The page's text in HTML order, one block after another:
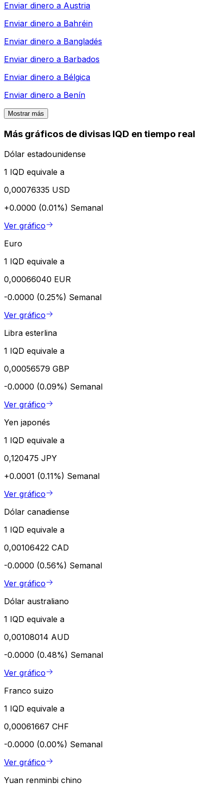
Enviar dinero a Austria
Enviar dinero a Bahréin
Enviar dinero a Bangladés
Enviar dinero a Barbados
Enviar dinero a Bélgica
Enviar dinero a Benín
Mostrar más
Más gráficos de divisas IQD en tiempo real
Dólar estadounidense
1 IQD equivale a
0,00076335 USD
+0.0000 (0.01%) Semanal
Ver gráfico
Euro
1 IQD equivale a
0,00066040 EUR
-0.0000 (0.25%) Semanal
Ver gráfico
Libra esterlina
1 IQD equivale a
0,00056579 GBP
-0.0000 (0.09%) Semanal
Ver gráfico
Yen japonés
1 IQD equivale a
0,120475 JPY
+0.0001 (0.11%) Semanal
Ver gráfico
Dólar canadiense
1 IQD equivale a
0,00106422 CAD
-0.0000 (0.56%) Semanal
Ver gráfico
Dólar australiano
1 IQD equivale a
0,00108014 AUD
-0.0000 (0.48%) Semanal
Ver gráfico
Franco suizo
1 IQD equivale a
0,00061667 CHF
-0.0000 (0.00%) Semanal
Ver gráfico
Yuan renminbi chino